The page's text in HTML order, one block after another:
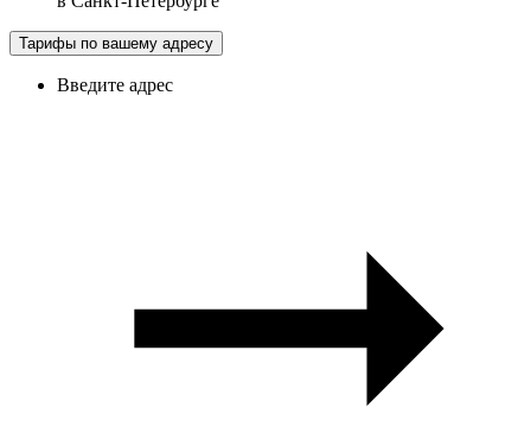
Тарифы по вашему адресу
Введите адрес